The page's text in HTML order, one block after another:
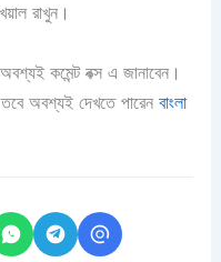
রাখুন।
কমেন্ট বক্স এ জানাবেন।
অবশ্যই দেখতে পারেনবাংলা